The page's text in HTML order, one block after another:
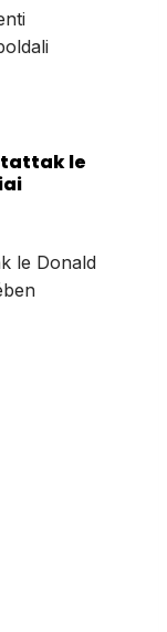
le
le Donald